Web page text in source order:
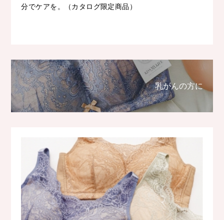
分でケアを。（カタログ限定商品）
乳がんの方に